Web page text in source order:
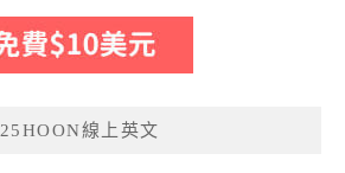
25HOON線上英文